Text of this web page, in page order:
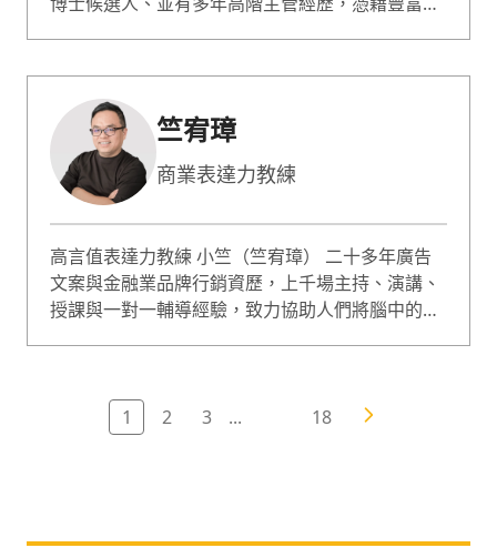
務結合，讓學員能夠學以致用。此外，老師也具備
全英文授課經驗，並在多家企業擔任講師。
竺宥璋
商業表達⼒教練
⾼⾔值表達⼒教練 ⼩竺（竺宥璋） ⼆⼗多年廣告
⽂案與⾦融業品牌⾏銷資歷，上千場主持、演講、
授課與⼀對⼀輔導經驗，致⼒協助⼈們將腦中的想
企業中⾼階主管與專業⼯作者提升銷講提案、業務
銷售、公眾演說與職場溝通的能⼒。⽬前同時擔任
1 2 3 ... 18